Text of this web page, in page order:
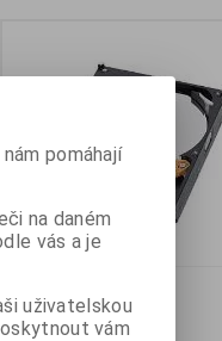
Termín dodání (dny):
pomáhají
na daném
vás a je
uživatelskou
vám